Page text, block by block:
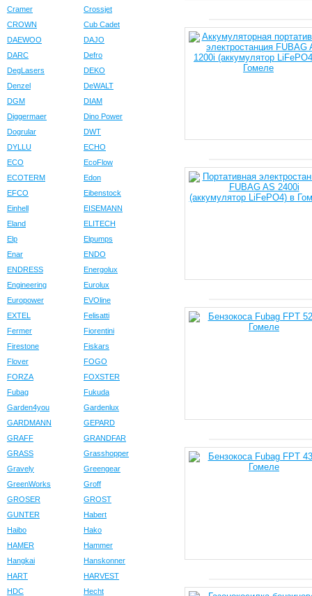
Cramer
Crossjet
CROWN
Cub Cadet
DAEWOO
DAJO
DARC
Defro
DegLasers
DEKO
Denzel
DeWALT
DGM
DIAM
Diggermaer
Dino Power
Dogrular
DWT
DYLLU
ECHO
ECO
EcoFlow
ECOTERM
Edon
EFCO
Eibenstock
Einhell
EISEMANN
Eland
ELITECH
Elp
Elpumps
Enar
ENDO
ENDRESS
Energolux
Engineering
Eurolux
Europower
EVOline
EXTEL
Felisatti
Fermer
Fiorentini
Firestone
Fiskars
Flover
FOGO
FORZA
FOXSTER
Fubag
Fukuda
Garden4you
Gardenlux
GARDMANN
GEPARD
GRAFF
GRANDFAR
GRASS
Grasshopper
Gravely
Greengear
GreenWorks
Groff
GROSER
GROST
GUNTER
Habert
Haibo
Hako
HAMER
Hammer
Hangkai
Hanskonner
HART
HARVEST
HDC
Hecht